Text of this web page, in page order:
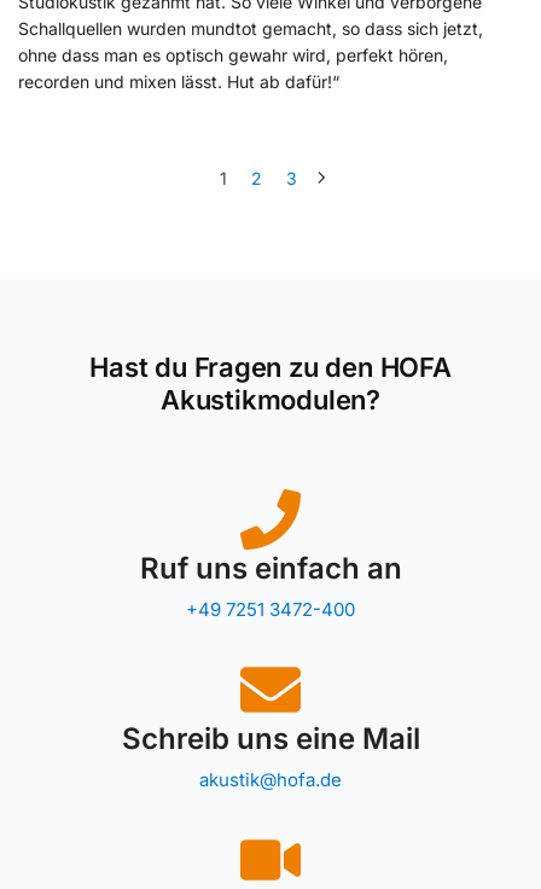
Schallquellen wurden mundtot gemacht, so dass sich jetzt,
ohne dass man es optisch gewahr wird, perfekt hören,
recorden und mixen lässt. Hut ab dafür!“
1 2 3
Hast du Fragen zu den HOFA
Akustikmodulen?
Ruf uns einfach an
+49 7251 3472-400
Schreib uns eine Mail
akustik@hofa.de